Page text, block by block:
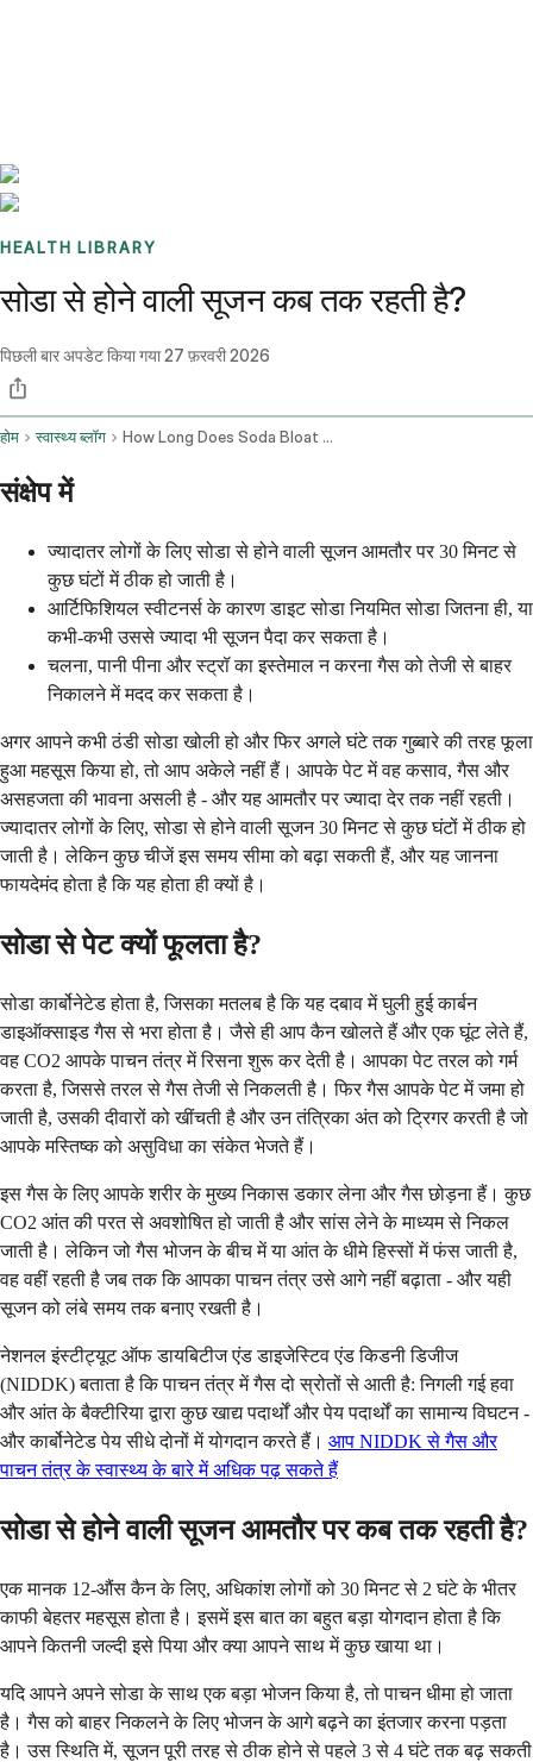
HEALTH LIBRARY
सोडा से होने वाली सूजन कब तक रहती है?
पिछली बार अपडेट किया गया27 फ़रवरी 2026
होम स्वास्थ्य ब्लॉग How Long Does Soda Bloat Last
संक्षेप में
ज्यादातर लोगों के लिए सोडा से होने वाली सूजन आमतौर पर 30 मिनट से
कुछ घंटों में ठीक हो जाती है।
आर्टिफिशियल स्वीटनर्स के कारण डाइट सोडा नियमित सोडा जितना ही, या
कभी-कभी उससे ज्यादा भी सूजन पैदा कर सकता है।
चलना, पानी पीना और स्ट्रॉ का इस्तेमाल न करना गैस को तेजी से बाहर
निकालने में मदद कर सकता है।
अगर आपने कभी ठंडी सोडा खोली हो और फिर अगले घंटे तक गुब्बारे की तरह फूला
हुआ महसूस किया हो, तो आप अकेले नहीं हैं। आपके पेट में वह कसाव, गैस और
असहजता की भावना असली है - और यह आमतौर पर ज्यादा देर तक नहीं रहती।
ज्यादातर लोगों के लिए, सोडा से होने वाली सूजन 30 मिनट से कुछ घंटों में ठीक हो
जाती है। लेकिन कुछ चीजें इस समय सीमा को बढ़ा सकती हैं, और यह जानना
फायदेमंद होता है कि यह होता ही क्यों है।
सोडा से पेट क्यों फूलता है?
सोडा कार्बोनेटेड होता है, जिसका मतलब है कि यह दबाव में घुली हुई कार्बन
डाइऑक्साइड गैस से भरा होता है। जैसे ही आप कैन खोलते हैं और एक घूंट लेते हैं,
वह CO2 आपके पाचन तंत्र में रिसना शुरू कर देती है। आपका पेट तरल को गर्म
करता है, जिससे तरल से गैस तेजी से निकलती है। फिर गैस आपके पेट में जमा हो
जाती है, उसकी दीवारों को खींचती है और उन तंत्रिका अंत को ट्रिगर करती है जो
आपके मस्तिष्क को असुविधा का संकेत भेजते हैं।
इस गैस के लिए आपके शरीर के मुख्य निकास डकार लेना और गैस छोड़ना हैं। कुछ
CO2 आंत की परत से अवशोषित हो जाती है और सांस लेने के माध्यम से निकल
जाती है। लेकिन जो गैस भोजन के बीच में या आंत के धीमे हिस्सों में फंस जाती है,
वह वहीं रहती है जब तक कि आपका पाचन तंत्र उसे आगे नहीं बढ़ाता - और यही
सूजन को लंबे समय तक बनाए रखती है।
नेशनल इंस्टीट्यूट ऑफ डायबिटीज एंड डाइजेस्टिव एंड किडनी डिजीज
(NIDDK) बताता है कि पाचन तंत्र में गैस दो स्रोतों से आती है: निगली गई हवा
और आंत के बैक्टीरिया द्वारा कुछ खाद्य पदार्थों और पेय पदार्थों का सामान्य विघटन -
और कार्बोनेटेड पेय सीधे दोनों में योगदान करते हैं। आप NIDDK से गैस और
पाचन तंत्र के स्वास्थ्य के बारे में अधिक पढ़ सकते हैं
सोडा से होने वाली सूजन आमतौर पर कब तक रहती है?
एक मानक 12-औंस कैन के लिए, अधिकांश लोगों को 30 मिनट से 2 घंटे के भीतर
काफी बेहतर महसूस होता है। इसमें इस बात का बहुत बड़ा योगदान होता है कि
आपने कितनी जल्दी इसे पिया और क्या आपने साथ में कुछ खाया था।
यदि आपने अपने सोडा के साथ एक बड़ा भोजन किया है, तो पाचन धीमा हो जाता
है। गैस को बाहर निकलने के लिए भोजन के आगे बढ़ने का इंतजार करना पड़ता
है। उस स्थिति में, सूजन पूरी तरह से ठीक होने से पहले 3 से 4 घंटे तक बढ़ सकती